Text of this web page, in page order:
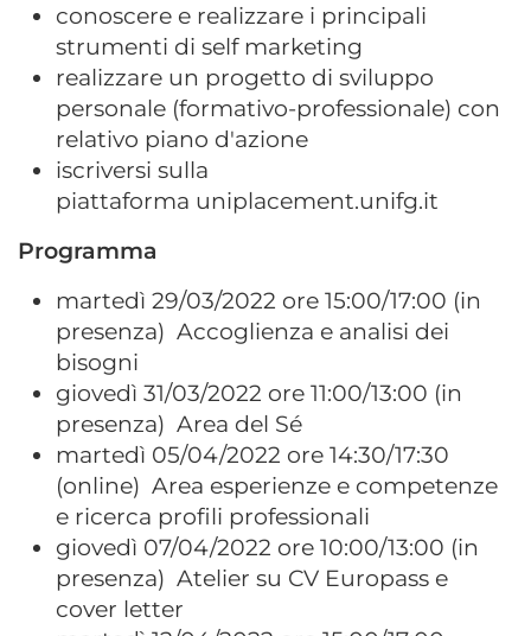
conoscere e realizzare i principali
strumenti di self marketing
realizzare un progetto di sviluppo
personale (formativo-professionale) con
relativo piano d'azione
iscriversi sulla
piattaforma uniplacement.unifg.it
Programma
martedì 29/03/2022 ore 15:00/17:00 (in
presenza) Accoglienza e analisi dei
bisogni
giovedì 31/03/2022 ore 11:00/13:00 (in
presenza) Area del Sé
martedì 05/04/2022 ore 14:30/17:30
(online) Area esperienze e competenze
e ricerca profili professionali
giovedì 07/04/2022 ore 10:00/13:00 (in
presenza) Atelier su CV Europass e
cover letter